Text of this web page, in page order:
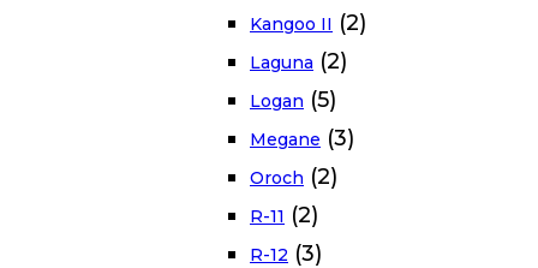
Kangoo II (2)
Laguna (2)
Logan (5)
Megane (3)
Oroch (2)
R-11 (2)
R-12 (3)